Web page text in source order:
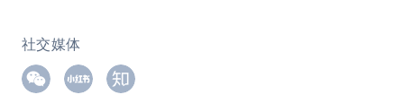
社交媒体